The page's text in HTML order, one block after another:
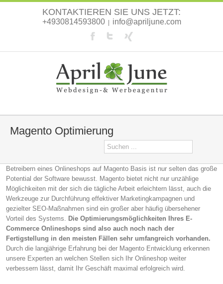
KONTAKTIEREN SIE UNS JETZT:
+4930814593800 info@apriljune.com
Magento Optimierung
Betreibern eines Onlineshops auf Magento Basis ist nur selten das große
Potential der Software bewusst. Magento bietet nicht nur unzählige
Möglichkeiten mit der sich die tägliche Arbeit erleichtern lässt, auch die
Werkzeuge zur Durchführung effektiver Marketingkampagnen und
gezielter SEO-Maßnahmen sind ein großer aber häufig übersehener
Vorteil des Systems. Die Optimierungsmöglichkeiten Ihres E-
Commerce Onlineshops sind also auch noch nach der
Fertigstellung in den meisten Fällen sehr umfangreich vorhanden.
Durch die langjährige Erfahrung bei der Magento Entwicklung erkennen
unsere Experten an welchen Stellen sich Ihr Onlineshop weiter
verbessern lässt, damit Ihr Geschäft maximal erfolgreich wird.